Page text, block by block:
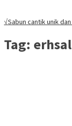
√Sabun cantik unik
Tag: